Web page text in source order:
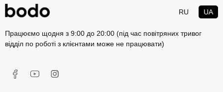
RU UA
Працюємо щодня з 9:00 до 20:00 (під час повітряних тривог
відділ по роботі з клієнтами може не працювати)